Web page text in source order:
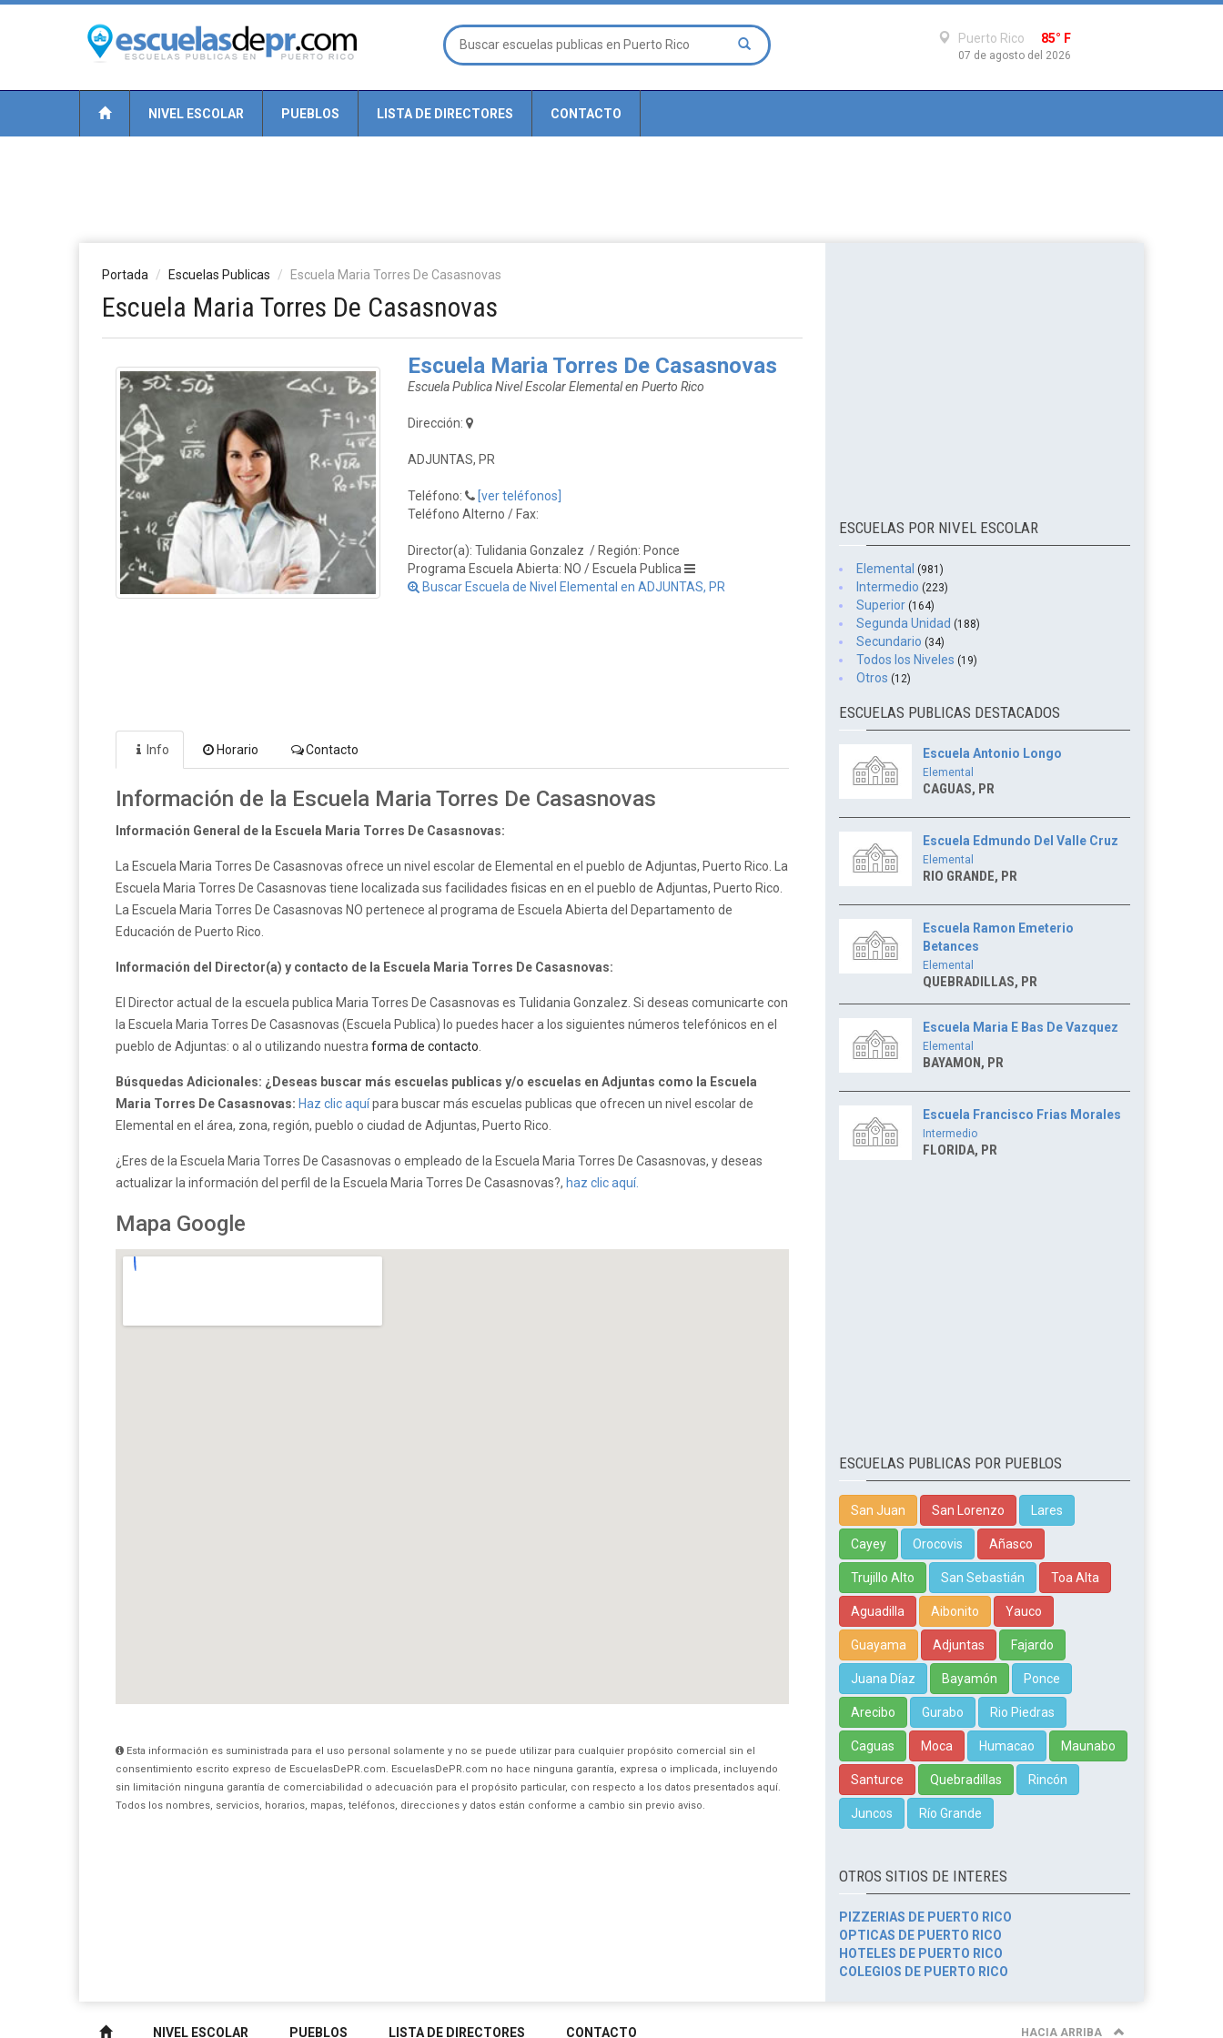
Puerto Rico 85° F
07 de agosto del 2026
NIVEL ESCOLAR PUEBLOS LISTA DE DIRECTORES CONTACTO
Portada Escuelas Publicas Escuela Maria Torres De Casasnovas
Escuela Maria Torres De Casasnovas
Escuela Maria Torres De Casasnovas
Escuela Publica Nivel Escolar Elemental en Puerto Rico
Dirección:
ADJUNTAS, PR
Teléfono:
[ver teléfonos]
Teléfono Alterno / Fax:
Director(a): Tulidania Gonzalez / Región: Ponce
Programa Escuela Abierta: NO / Escuela Publica
Buscar Escuela de Nivel Elemental en ADJUNTAS, PR
Info Horario Contacto
Información de la Escuela Maria Torres De Casasnovas
Información General de la Escuela Maria Torres De Casasnovas:
La Escuela Maria Torres De Casasnovas ofrece un nivel escolar de Elemental en el pueblo de Adjuntas, Puerto Rico. La
Escuela Maria Torres De Casasnovas tiene localizada sus facilidades fisicas en en el pueblo de Adjuntas, Puerto Rico.
La Escuela Maria Torres De Casasnovas NO pertenece al programa de Escuela Abierta del Departamento de
Educación de Puerto Rico.
Información del Director(a) y contacto de la Escuela Maria Torres De Casasnovas:
El Director actual de la escuela publica Maria Torres De Casasnovas es Tulidania Gonzalez. Si deseas comunicarte con
la Escuela Maria Torres De Casasnovas (Escuela Publica) lo puedes hacer a los siguientes números telefónicos en el
pueblo de Adjuntas: o al o utilizando nuestra forma de contacto
Búsquedas Adicionales: ¿Deseas buscar más escuelas publicas y/o escuelas en Adjuntas como la Escuela
Maria Torres De Casasnovas: Haz clic aquípara buscar más escuelas publicas que ofrecen un nivel escolar de
Elemental en el área, zona, región, pueblo o ciudad de Adjuntas, Puerto Rico.
¿Eres de la Escuela Maria Torres De Casasnovas o empleado de la Escuela Maria Torres De Casasnovas, y deseas
actualizar la información del perfil de la Escuela Maria Torres De Casasnovas?, haz clic aquí.
Mapa Google
Esta información es suministrada para el uso personal solamente y no se puede utilizar para cualquier propósito comercial sin el
consentimiento escrito expreso de EscuelasDePR.com. EscuelasDePR.com no hace ninguna garantía, expresa o implicada, incluyendo
sin limitación ninguna garantía de comerciabilidad o adecuación para el propósito particular, con respecto a los datos presentados aquí.
Todos los nombres, servicios, horarios, mapas, teléfonos, direcciones y datos están conforme a cambio sin previo aviso.
ESCUELAS POR NIVEL ESCOLAR
Elemental (981)
Intermedio (223)
Superior (164)
Segunda Unidad (188)
Secundario (34)
Todos los Niveles (19)
Otros (12)
ESCUELAS PUBLICAS DESTACADOS
Escuela Antonio Longo
Elemental
CAGUAS, PR
Escuela Edmundo Del Valle Cruz
Elemental
RIO GRANDE, PR
Escuela Ramon Emeterio
Betances
Elemental
QUEBRADILLAS, PR
Escuela Maria E Bas De Vazquez
Elemental
BAYAMON, PR
Escuela Francisco Frias Morales
Intermedio
FLORIDA, PR
ESCUELAS PUBLICAS POR PUEBLOS
San Juan San Lorenzo Lares
Cayey Orocovis Añasco
Trujillo Alto San Sebastián Toa Alta
Aguadilla Aibonito Yauco
Guayama Adjuntas Fajardo
Juana Díaz Bayamón Ponce
Arecibo Gurabo Rio Piedras
Caguas Moca Humacao Maunabo
Santurce Quebradillas Rincón
Juncos Río Grande
OTROS SITIOS DE INTERES
PIZZERIAS DE PUERTO RICO
OPTICAS DE PUERTO RICO
HOTELES DE PUERTO RICO
COLEGIOS DE PUERTO RICO
NIVEL ESCOLAR PUEBLOS LISTA DE DIRECTORES CONTACTO HACIA ARRIBA